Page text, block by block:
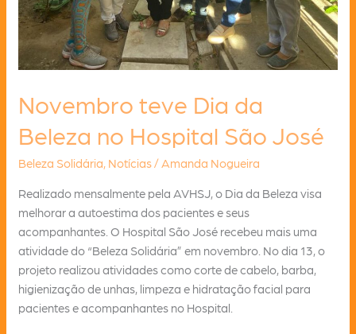
Novembro teve Dia da
Beleza no Hospital São José
Beleza Solidária, Notícias/ Amanda Nogueira
Realizado mensalmente pela AVHSJ, o Dia da Beleza visa
melhorar a autoestima dos pacientes e seus
acompanhantes. O Hospital São José recebeu mais uma
atividade do “Beleza Solidária” em novembro. No dia 13, o
projeto realizou atividades como corte de cabelo, barba,
higienização de unhas, limpeza e hidratação facial para
pacientes e acompanhantes no Hospital.